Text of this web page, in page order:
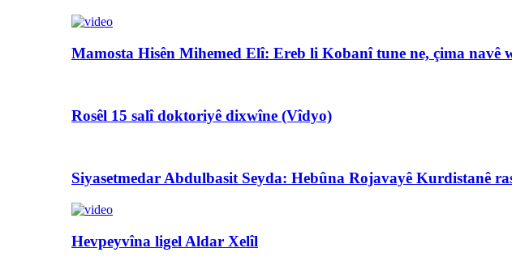
Mamosta Hisên Mihemed Elî: Ereb li Kobanî tune ne, çima navê
Rosêl 15 salî doktoriyê dixwîne (Vîdyo)
Siyasetmedar Abdulbasit Seyda: Hebûna Rojavayê Kurdistanê
Hevpeyvîna ligel Aldar Xelîl